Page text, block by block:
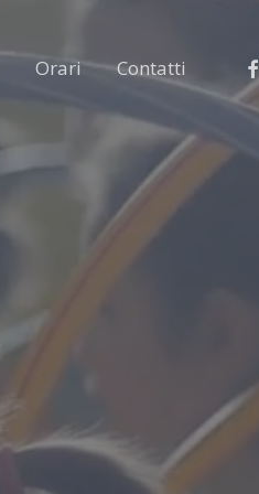
Orari Contatti